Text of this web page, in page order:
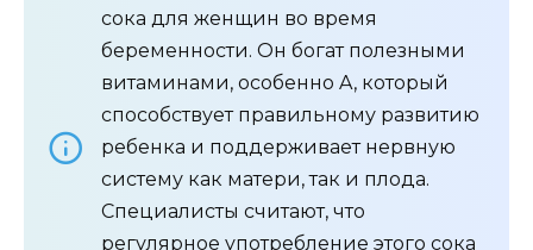
сока для женщин во время
беременности. Он богат полезными
витаминами, особенно A, который
способствует правильному развитию
ребенка и поддерживает нервную
систему как матери, так и плода.
Специалисты считают, что
регулярное употребление этого сока